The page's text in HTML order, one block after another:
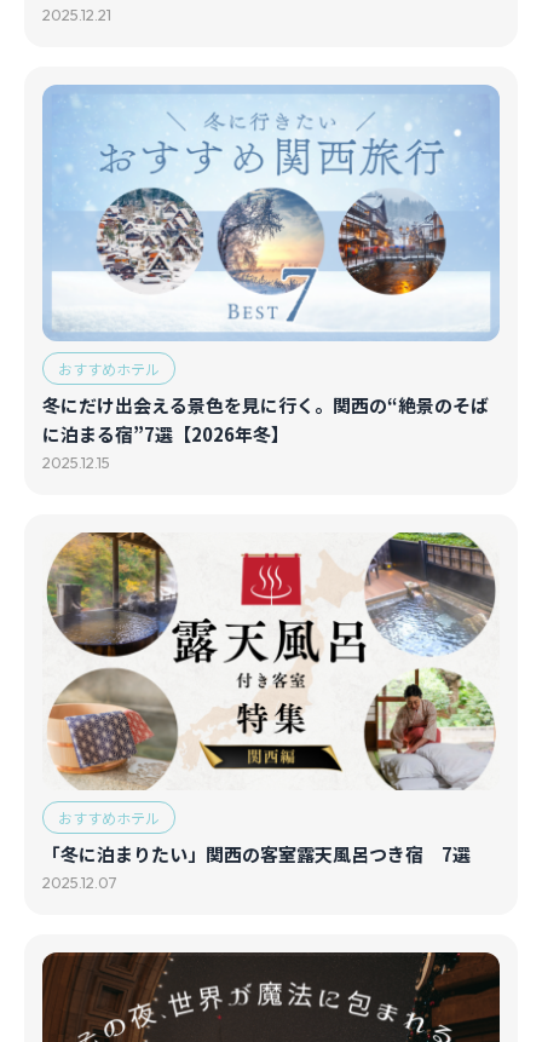
2025.12.21
おすすめホテル
冬にだけ出会える景色を見に行く。関西の“絶景のそば
に泊まる宿”7選【2026年冬】
2025.12.15
おすすめホテル
「冬に泊まりたい」関西の客室露天風呂つき宿 7選
2025.12.07